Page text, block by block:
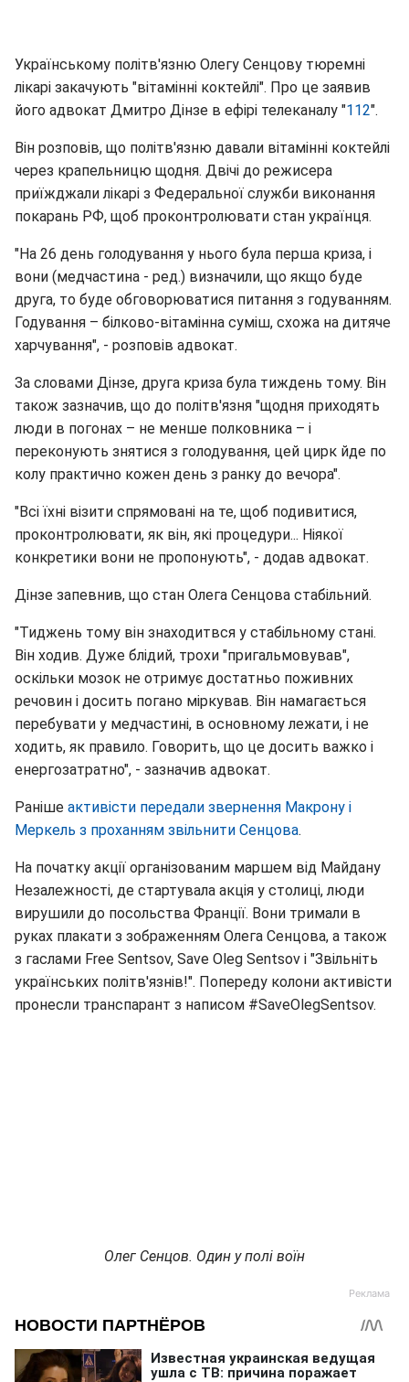
Українському політв'язню Олегу Сенцову тюремні
лікарі закачують "вітамінні коктейлі". Про це заявив
його адвокат Дмитро Дінзе в ефірі телеканалу "112".
Він розповів, що політв'язню давали вітамінні коктейлі
через крапельницю щодня. Двічі до режисера
приїжджали лікарі з Федеральної служби виконання
покарань РФ, щоб проконтролювати стан українця.
"На 26 день голодування у нього була перша криза, і
вони (медчастина - ред.) визначили, що якщо буде
друга, то буде обговорюватися питання з годуванням.
Годування – білково-вітамінна суміш, схожа на дитяче
харчування", - розповів адвокат.
За словами Дінзе, друга криза була тиждень тому. Він
також зазначив, що до політв'язня "щодня приходять
люди в погонах – не менше полковника – і
переконують знятися з голодування, цей цирк йде по
колу практично кожен день з ранку до вечора".
"Всі їхні візити спрямовані на те, щоб подивитися,
проконтролювати, як він, які процедури... Ніякої
конкретики вони не пропонують", - додав адвокат.
Дінзе запевнив, що стан Олега Сенцова стабільний.
"Тиджень тому він знаходитвся у стабільному стані.
Він ходив. Дуже блідий, трохи "пригальмовував",
оскільки мозок не отримує достатньо поживних
речовин і досить погано міркував. Він намагається
перебувати у медчастині, в основному лежати, і не
ходить, як правило. Говорить, що це досить важко і
енергозатратно", - зазначив адвокат.
Раніше активісти передали звернення Макрону і
Меркель з проханням звільнити Сенцова.
На початку акції організованим маршем від Майдану
Незалежності, де стартувала акція у столиці, люди
вирушили до посольства Франції. Вони тримали в
руках плакати з зображенням Олега Сенцова, а також
з гаслами Free Sentsov, Save Oleg Sentsov і "Звільніть
українських політв'язнів!". Попереду колони активісти
пронесли транспарант з написом #SaveOlegSentsov.
Олег Сенцов. Один у полі воїн